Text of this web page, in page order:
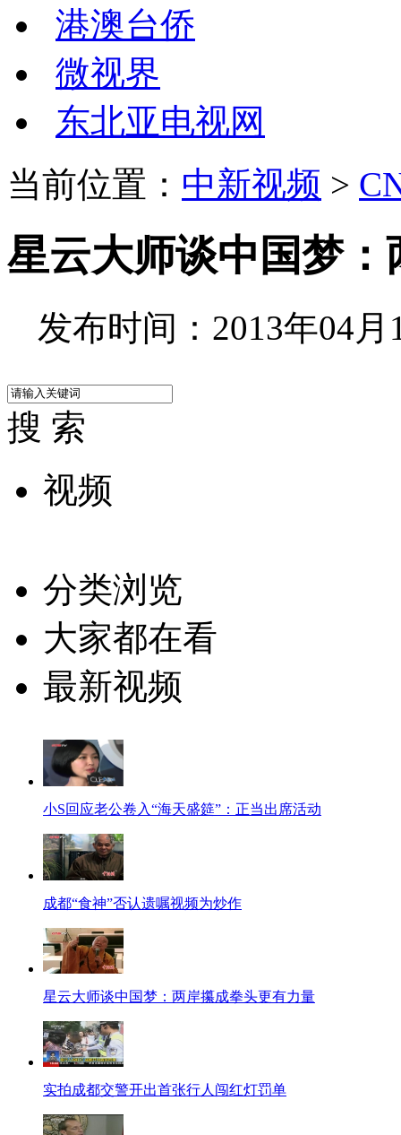
港澳台侨
微视界
东北亚电视网
当前位置： 中新视频 >
星云大师谈中国梦
发布时间：2013年04月
搜 索
视频
分类浏览
大家都在看
最新视频
小S回应老公卷入“海天盛筵”：正当出席活动
成都“食神”否认遗嘱视频为炒作
星云大师谈中国梦：两岸攥成拳头更有力量
实拍成都交警开出首张行人闯红灯罚单